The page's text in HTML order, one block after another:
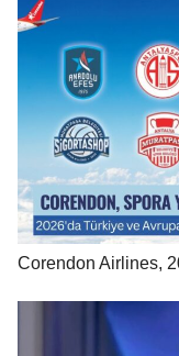
Corendon Airlines,